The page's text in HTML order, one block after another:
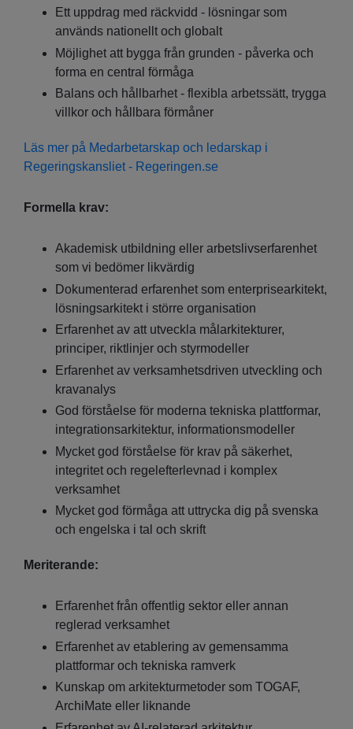
Ett uppdrag med räckvidd - lösningar som
används nationellt och globalt
Möjlighet att bygga från grunden - påverka och
forma en central förmåga
Balans och hållbarhet - flexibla arbetssätt, trygga
villkor och hållbara förmåner
Läs mer på Medarbetarskap och ledarskap i
Regeringskansliet - Regeringen.se
Formella krav:
Akademisk utbildning eller arbetslivserfarenhet
som vi bedömer likvärdig
Dokumenterad erfarenhet som enterprisearkitekt,
lösningsarkitekt i större organisation
Erfarenhet av att utveckla målarkitekturer,
principer, riktlinjer och styrmodeller
Erfarenhet av verksamhetsdriven utveckling och
kravanalys
God förståelse för moderna tekniska plattformar,
integrationsarkitektur, informationsmodeller
Mycket god förståelse för krav på säkerhet,
integritet och regelefterlevnad i komplex
verksamhet
Mycket god förmåga att uttrycka dig på svenska
och engelska i tal och skrift
Meriterande:
Erfarenhet från offentlig sektor eller annan
reglerad verksamhet
Erfarenhet av etablering av gemensamma
plattformar och tekniska ramverk
Kunskap om arkitekturmetoder som TOGAF,
ArchiMate eller liknande